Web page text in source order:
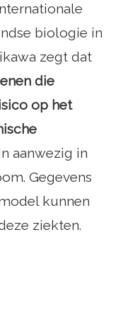
biologie in
zegt dat
die
op het
aanwezig in
Gegevens
kunnen
ziekten.